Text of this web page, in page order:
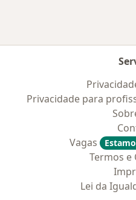
Privacidade para
Vagas
Termos e
Lei da